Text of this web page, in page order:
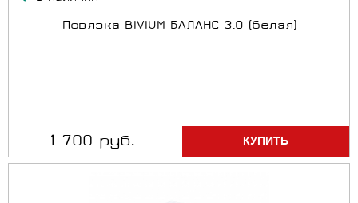
Повязка BIVIUM БАЛАНС 3.0 (белая)
1 700 руб.